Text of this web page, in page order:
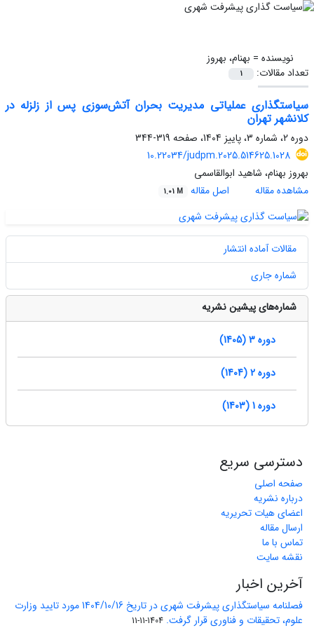
نویسنده = بهنام، بهروز
تعداد مقالات:
1
سیاستگذاری عملیاتی مدیریت بحران آتش‌سوزی‌ پس از زلزله در
کلانشهر تهران
دوره 2، شماره 3، پاییز 1404، صفحه
319-344
10.22034/judpm.2025.514625.1028
بهروز بهنام، شاهید ابوالقاسمی
مشاهده مقاله
اصل مقاله 1.01 M
مقالات آماده انتشار
شماره جاری
شماره‌های پیشین نشریه
دوره 3 (1405)
دوره 2 (1404)
دوره 1 (1403)
دسترسی سریع
صفحه اصلی
درباره نشریه
اعضای هیات تحریریه
ارسال مقاله
تماس با ما
نقشه سایت
آخرین اخبار
فصلنامه سیاستگذاری پیشرفت شهری در تاریخ 1404/10/16 مورد تایید وزارت
علوم، تحقیقات و فناوری قرار گرفت. 1404-11-11